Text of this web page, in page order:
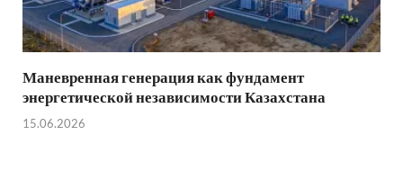
Маневренная генерация как фундамент
энергетической независимости Казахстана
15.06.2026